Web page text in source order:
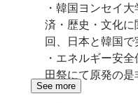
・韓国ヨンセイ
済・歴史・文化
回、日本と韓国で
・エネルギー安
田祭にて原発の是
See more